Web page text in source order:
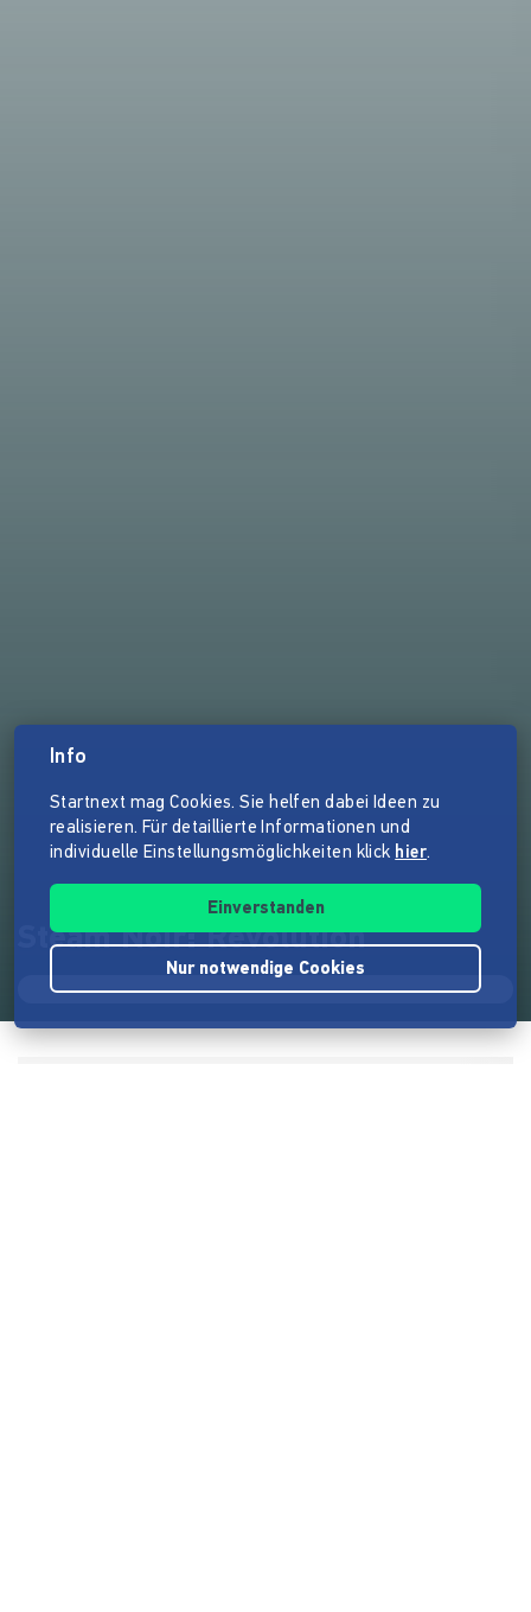
Steam Noir: Revolution
Info
Startnext mag Cookies. Sie helfen dabei Ideen zu
realisieren. Für detaillierte Informationen und
individuelle Einstellungsmöglichkeiten klick hier.
Einverstanden
Nur notwendige Cookies